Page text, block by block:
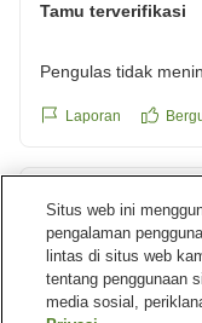
Tamu terverifikasi
Pengulas tidak
Laporan
Tamu terverifikasi
アメニティ充実、
アメニティ類は必要
類が充実しています
Situs web ini
pengalaman
lintas di situs web
tentang penggunaan
media sosial,